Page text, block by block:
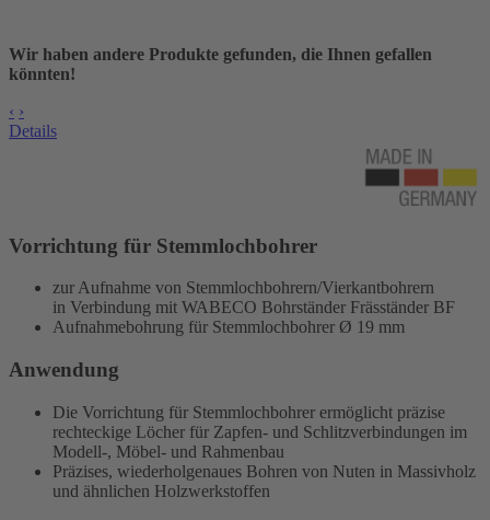
Wir haben andere Produkte gefunden, die Ihnen gefallen
könnten!
‹ ›
Details
Vorrichtung für Stemmlochbohrer
zur Aufnahme von Stemmlochbohrern/Vierkantbohrern
in Verbindung mit WABECO Bohrständer Fräsständer BF
Aufnahmebohrung für Stemmlochbohrer Ø 19 mm
Anwendung
Die Vorrichtung für Stemmlochbohrer ermöglicht präzise
rechteckige Löcher für Zapfen- und Schlitzverbindungen im
Modell-, Möbel- und Rahmenbau
Präzises, wiederholgenaues Bohren von Nuten in Massivholz
und ähnlichen Holzwerkstoffen